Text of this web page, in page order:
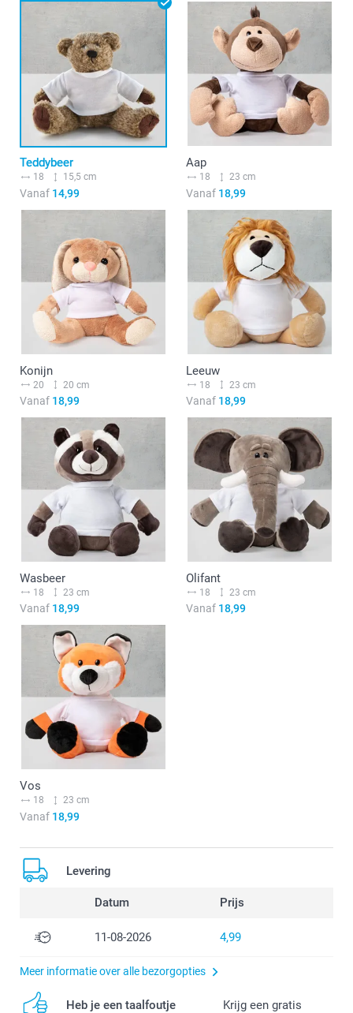
Teddybeer
18 15,5 cm
Vanaf 14,99
Aap
18 23 cm
Vanaf18,99
Konijn
20 20 cm
Vanaf 18,99
Leeuw
18 23 cm
Vanaf18,99
Wasbeer
18 23 cm
Vanaf 18,99
Olifant
18 23 cm
Vanaf18,99
Vos
18 23 cm
Vanaf 18,99
Levering
Datum Prijs
11-08-2026 4,99
Meer informatie over alle bezorgopties
Heb je een taalfoutje
Krijg een gratis